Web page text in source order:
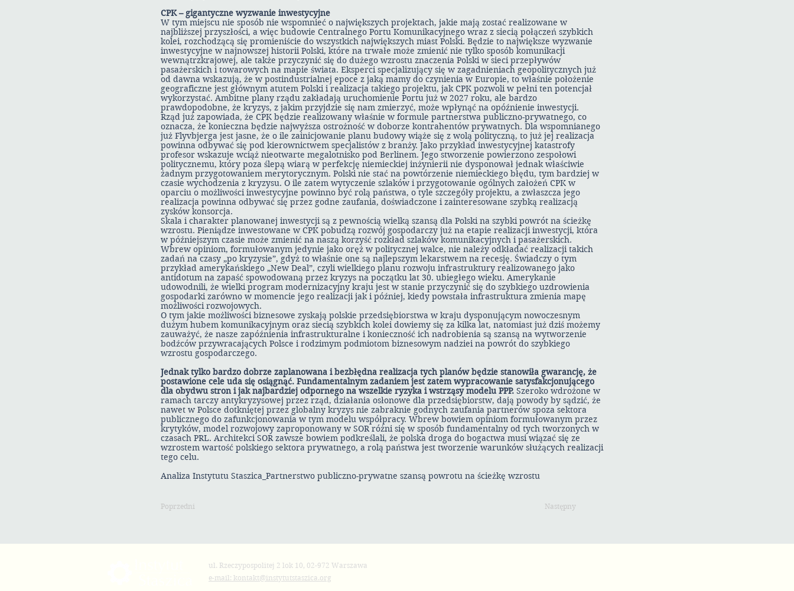
CPK – gigantyczne wyzwanie inwestycyjne
W tym miejscu nie sposób nie wspomnieć o największych projektach, jakie mają zostać realizowane w
najbliższej przyszłości, a więc budowie Centralnego Portu Komunikacyjnego wraz z siecią połączeń szybkich
kolei, rozchodzącą się promieniście do wszystkich największych miast Polski. Będzie to największe wyzwanie
inwestycyjne w najnowszej historii Polski, które na trwałe może zmienić nie tylko sposób komunikacji
wewnątrzkrajowej, ale także przyczynić się do dużego wzrostu znaczenia Polski w sieci przepływów
pasażerskich i towarowych na mapie świata. Eksperci specjalizujący się w zagadnieniach geopolitycznych już
od dawna wskazują, że w postindustrialnej epoce z jaką mamy do czynienia w Europie, to właśnie położenie
geograficzne jest głównym atutem Polski i realizacja takiego projektu, jak CPK pozwoli w pełni ten potencjał
wykorzystać. Ambitne plany rządu zakładają uruchomienie Portu już w 2027 roku, ale bardzo
prawdopodobne, że kryzys, z jakim przyjdzie się nam zmierzyć, może wpłynąć na opóźnienie inwestycji.
Rząd już zapowiada, że CPK będzie realizowany właśnie w formule partnerstwa publiczno-prywatnego, co
oznacza, że konieczna będzie najwyższa ostrożność w doborze kontrahentów prywatnych. Dla wspomnianego
już Flyvbjerga jest jasne, że o ile zainicjowanie planu budowy wiąże się z wolą polityczną, to już jej realizacja
powinna odbywać się pod kierownictwem specjalistów z branży. Jako przykład inwestycyjnej katastrofy
profesor wskazuje wciąż nieotwarte megalotnisko pod Berlinem. Jego stworzenie powierzono zespołowi
politycznemu, który poza ślepą wiarą w perfekcję niemieckiej inżynierii nie dysponował jednak właściwie
żadnym przygotowaniem merytorycznym. Polski nie stać na powtórzenie niemieckiego błędu, tym bardziej w
czasie wychodzenia z kryzysu. O ile zatem wytyczenie szlaków i przygotowanie ogólnych założeń CPK w
oparciu o możliwości inwestycyjne powinno być rolą państwa, o tyle szczegóły projektu, a zwłaszcza jego
realizacja powinna odbywać się przez godne zaufania, doświadczone i zainteresowane szybką realizacją
zysków konsorcja.
Skala i charakter planowanej inwestycji są z pewnością wielką szansą dla Polski na szybki powrót na ścieżkę
wzrostu. Pieniądze inwestowane w CPK pobudzą rozwój gospodarczy już na etapie realizacji inwestycji, która
w późniejszym czasie może zmienić na naszą korzyść rozkład szlaków komunikacyjnych i pasażerskich.
Wbrew opiniom, formułowanym jedynie jako oręż w politycznej walce, nie należy odkładać realizacji takich
zadań na czasy „po kryzysie”, gdyż to właśnie one są najlepszym lekarstwem na recesję. Świadczy o tym
przykład amerykańskiego „New Deal”, czyli wielkiego planu rozwoju infrastruktury realizowanego jako
antidotum na zapaść spowodowaną przez kryzys na początku lat 30. ubiegłego wieku. Amerykanie
udowodnili, że wielki program modernizacyjny kraju jest w stanie przyczynić się do szybkiego uzdrowienia
gospodarki zarówno w momencie jego realizacji jak i później, kiedy powstała infrastruktura zmienia mapę
możliwości rozwojowych.
O tym jakie możliwości biznesowe zyskają polskie przedsiębiorstwa w kraju dysponującym nowoczesnym
dużym hubem komunikacyjnym oraz siecią szybkich kolei dowiemy się za kilka lat, natomiast już dziś możemy
zauważyć, że nasze zapóźnienia infrastrukturalne i konieczność ich nadrobienia są szansą na wytworzenie
bodźców przywracających Polsce i rodzimym podmiotom biznesowym nadziei na powrót do szybkiego
wzrostu gospodarczego.
Jednak tylko bardzo dobrze zaplanowana i bezbłędna realizacja tych planów będzie stanowiła gwarancję, że
postawione cele uda się osiągnąć. Fundamentalnym zadaniem jest zatem wypracowanie satysfakcjonującego
dla obydwu stron i jak najbardziej odpornego na wszelkie ryzyka i wstrząsy modelu PPP. Szeroko wdrożone w
ramach tarczy antykryzysowej przez rząd, działania osłonowe dla przedsiębiorstw, dają powody by sądzić, że
nawet w Polsce dotkniętej przez globalny kryzys nie zabraknie godnych zaufania partnerów spoza sektora
publicznego do zafunkcjonowania w tym modelu współpracy. Wbrew bowiem opiniom formułowanym przez
krytyków, model rozwojowy zaproponowany w SOR różni się w sposób fundamentalny od tych tworzonych w
czasach PRL. Architekci SOR zawsze bowiem podkreślali, że polska droga do bogactwa musi wiązać się ze
wzrostem wartość polskiego sektora prywatnego, a rolą państwa jest tworzenie warunków służących realizacji
tego celu.
Analiza Instytutu Staszica_Partnerstwo publiczno-prywatne szansą powrotu na ścieżkę wzrostu
Poprzedni Następny
ul. Rzeczypospolitej 2 lok 10, 02-972 Warszawa
e-mail: kontakt@instytutstaszica.org